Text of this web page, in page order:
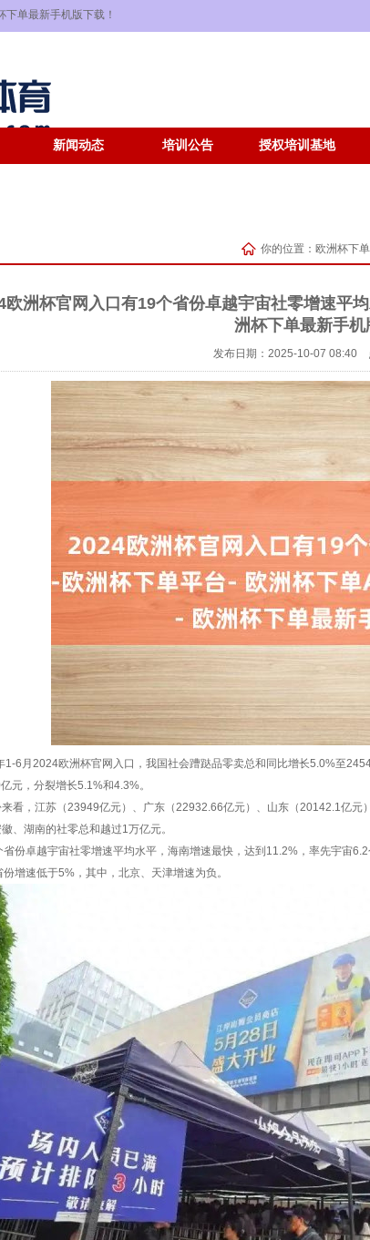
单最新手机版下载！
新闻动态 培训公告 授权培训基地
你的位置： 欧洲杯下
欧洲杯官网入口有19个省份卓越宇宙社零增速平
洲杯下单最新手机
发布日期：2025-10-07 08:40
1-6月2024欧洲杯官网入口，我国社会蹧跶品零卖总和同比增长5.0%至
元，分裂增长5.1%和4.3%。
看，江苏（23949亿元）、广东（22932.66亿元）、山东（20142.1亿
、湖南的社零总和越过1万亿元。
省份卓越宇宙社零增速平均水平，海南增速最快，达到11.2%，率先宇宙
增速低于5%，其中，北京、天津增速为负。